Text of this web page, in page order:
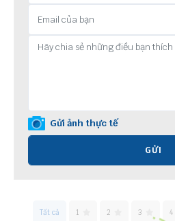
Gửi ảnh thực tế
GỬI
Tất cả 1 2 3 4